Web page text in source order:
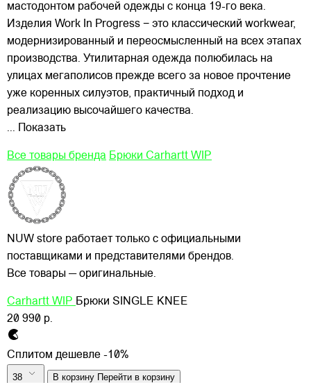
мастодонтом рабочей одежды с конца 19-го века.
Изделия Work In Progress − это классический workwear,
модернизированный и переосмысленный на всех этапах
производства. Утилитарная одежда полюбилась на
улицах мегаполисов прежде всего за новое прочтение
уже коренных силуэтов, практичный подход и
реализацию высочайшего качества.
... Показать
Все товары бренда Брюки Carhartt WIP
NUW store работает только с официальными
поставщиками и представителями брендов.
Все товары — оригинальные.
Carhartt WIP Брюки SINGLE KNEE
20 990 р.
Сплитом дешевле -10%
38 В корзину Перейти в корзину